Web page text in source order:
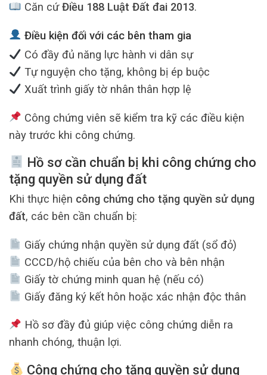
Căn cứĐiều 188 Luật Đất đai 2013.
Điều kiện đối với các bên tham gia
Có đầy đủ năng lực hành vi dân sự
Tự nguyện cho tặng, không bị ép buộc
Xuất trình giấy tờ nhân thân hợp lệ
Công chứng viên sẽ kiểm tra kỹ các điều kiện
này trước khi công chứng.
Hồ sơ cần chuẩn bị khi công chứng cho
tặng quyền sử dụng đất
Khi thực hiện công chứng cho tặng quyền sử dụng
đất, các bên cần chuẩn bị:
Giấy chứng nhận quyền sử dụng đất (sổ đỏ)
CCCD/hộ chiếu của bên cho và bên nhận
Giấy tờ chứng minh quan hệ (nếu có)
Giấy đăng ký kết hôn hoặc xác nhận độc thân
Hồ sơ đầy đủ giúp việc công chứng diễn ra
nhanh chóng, thuận lợi.
Công chứng cho tặng quyền sử dụng